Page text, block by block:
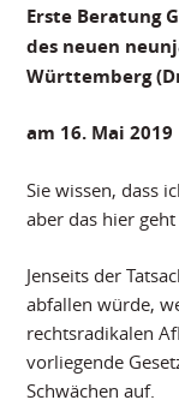
Erste Beratung
des neuen
Württemberg
am 16. Mai 2019
Sie wissen, dass
aber das hier
Jenseits der
abfallen würde,
rechtsradikalen
vorliegende
Schwächen auf.